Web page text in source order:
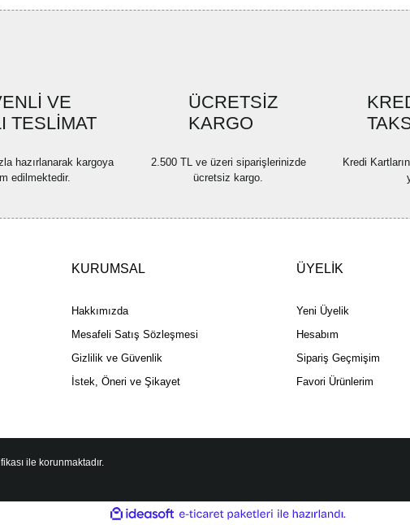
Ürün fiyatı diğer sitelerden
Bu ürüne benzer farklı
VE
TESLİMAT
hazırlanarak kargoya
edilmektedir.
ÜCRETSİZ
KARGO
2.500 TL ve üzeri siparişlerinizde
ücretsiz kargo.
Kredi
KURUMSAL
Hakkımızda
Mesafeli Satış Sözleşmesi
Gizlilik ve Güvenlik
İstek, Öneri ve Şikayet
ÜYELİK
Yeni Üyelik
Hesabım
Sipariş Geçmişim
Favori Ürünlerim
ile korunmaktadır.
ideasoft
e-